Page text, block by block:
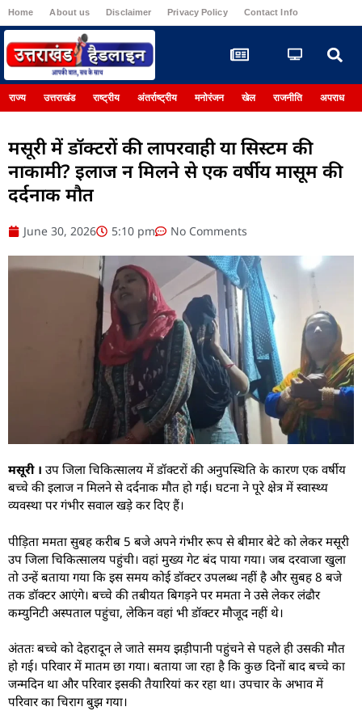
Home About us Disclaimer Privacy Policy Contact Info
राज्य उत्तराखंड राष्ट्रीय अंतर्राष्ट्रीय मनोरंजन खेल राजनीति अपराध
मसूरी में डॉक्टरों की लापरवाही या सिस्टम की
नाकामी? इलाज न मिलने से एक वर्षीय मासूम की
दर्दनाक मौत
June 30, 2026 5:10 pm No Comments
मसूरी । उप जिला चिकित्सालय में डॉक्टरों की अनुपस्थिति के कारण एक वर्षीय
बच्चे की इलाज न मिलने से दर्दनाक मौत हो गई। घटना ने पूरे क्षेत्र में स्वास्थ्य
व्यवस्था पर गंभीर सवाल खड़े कर दिए हैं।
पीड़िता ममता सुबह करीब 5 बजे अपने गंभीर रूप से बीमार बेटे को लेकर मसूरी
उप जिला चिकित्सालय पहुंची। वहां मुख्य गेट बंद पाया गया। जब दरवाजा खुला
तो उन्हें बताया गया कि इस समय कोई डॉक्टर उपलब्ध नहीं है और सुबह 8 बजे
तक डॉक्टर आएंगे। बच्चे की तबीयत बिगड़ने पर ममता ने उसे लेकर लंढौर
कम्युनिटी अस्पताल पहुंचा, लेकिन वहां भी डॉक्टर मौजूद नहीं थे।
अंततः बच्चे को देहरादून ले जाते समय झड़ीपानी पहुंचने से पहले ही उसकी मौत
हो गई। परिवार में मातम छा गया। बताया जा रहा है कि कुछ दिनों बाद बच्चे का
जन्मदिन था और परिवार इसकी तैयारियां कर रहा था। उपचार के अभाव में
परिवार का चिराग बुझ गया।